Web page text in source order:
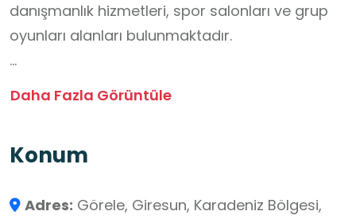
danışmanlık hizmetleri, spor salonları ve grup
oyunları alanları bulunmaktadır.
Bu merkez, özellikle Sosyal Bilgiler dersinin
uygulama sahası sunar.
Daha Fazla Görüntüle
Konum
Adres: Görele, Giresun, Karadeniz Bölgesi,